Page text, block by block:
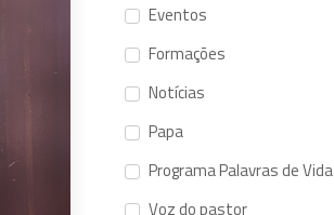
Eventos
Formações
Notícias
Papa
Programa Palavras de Vida
Voz do pastor